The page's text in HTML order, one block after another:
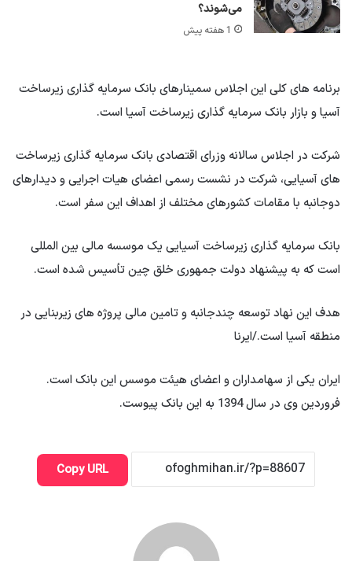
می‌شوند؟
1 هفته پیش
برنامه های کلی این اجلاس سمینارهای بانک سرمایه گذاری زیرساخت
آسیا و بازار بانک سرمایه گذاری زیرساخت آسیا است.
شرکت در اجلاس سالانه وزرای اقتصادی بانک سرمایه گذاری زیرساخت
های آسیایی، شرکت در نشست رسمی اعضای هیات اجرایی و دیدارهای
دوجانبه با مقامات کشورهای مختلف از اهداف این سفر است.
بانک سرمایه گذاری زیرساخت آسیایی یک موسسه مالی بین المللی
است که به پیشنهاد دولت جمهوری خلق چین تأسیس شده است.
هدف این نهاد توسعه چندجانبه و تامین مالی پروژه های زیربنایی در
منطقه آسیا است./ایرنا
ایران یکی از سهامداران و اعضای هیئت موسس این بانک است.
فروردین وی در سال 1394 به این بانک پیوست.
Copy URL